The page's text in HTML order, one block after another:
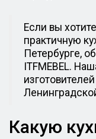
Если вы
практичную
Петербурге,
ITFMEBEL.
Какую